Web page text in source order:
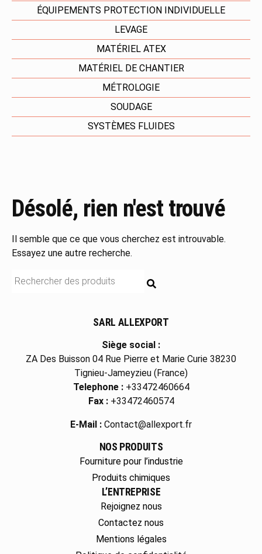
ÉQUIPEMENTS PROTECTION INDIVIDUELLE
LEVAGE
MATÉRIEL ATEX
MATÉRIEL DE CHANTIER
MÉTROLOGIE
SOUDAGE
SYSTÈMES FLUIDES
Désolé, rien n'est trouvé
Il semble que ce que vous cherchez est introuvable.
Essayez une autre recherche.
RECHERCHE
SARL ALLEXPORT
Siège social :
ZA Des Buisson 04 Rue Pierre et Marie Curie 38230
Tignieu-Jameyzieu (France)
Telephone :+33472460664
Fax :+33472460574
E-Mail : Contact@allexport.fr
NOS PRODUITS
Fourniture pour l’industrie
Produits chimiques
L’ENTREPRISE
Rejoignez nous
Contactez nous
Mentions légales